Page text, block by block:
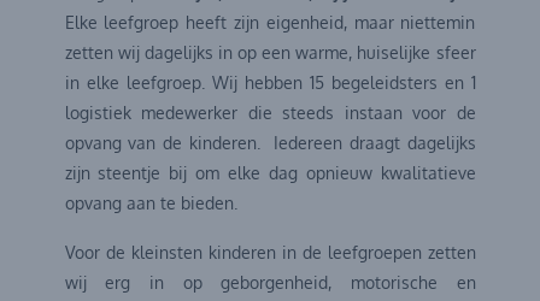
Elke leefgroep heeft zijn eigenheid, maar niettemin
zetten wij dagelijks in op een warme, huiselijke sfeer
in elke leefgroep. Wij hebben 15 begeleidsters en 1
logistiek medewerker die steeds instaan voor de
opvang van de kinderen. Iedereen draagt dagelijks
zijn steentje bij om elke dag opnieuw kwalitatieve
opvang aan te bieden.
Voor de kleinsten kinderen in de leefgroepen zetten
wij erg in op geborgenheid, motorische en